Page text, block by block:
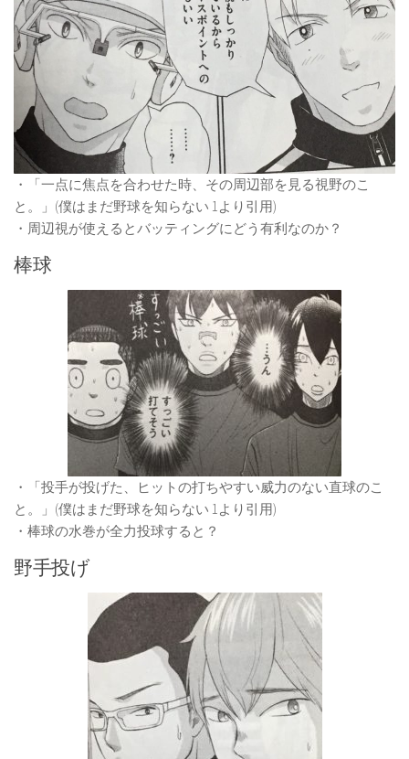
・「一点に焦点を合わせた時、その周辺部を見る視野のこ
と。」(僕はまだ野球を知らない 1より引用)
・周辺視が使えるとバッティングにどう有利なのか？
棒球
・「投手が投げた、ヒットの打ちやすい威力のない直球のこ
と。」(僕はまだ野球を知らない 1より引用)
・棒球の水巻が全力投球すると？
野手投げ